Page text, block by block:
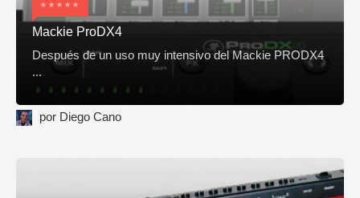
Mackie ProDX4
Después de un uso muy intensivo del Mackie PRODX4
...
por Diego Cano